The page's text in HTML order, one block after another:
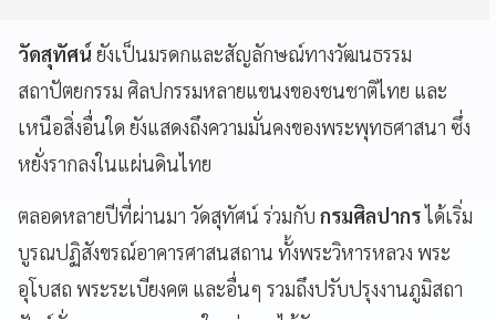
วัดสุทัศน์ ยังเป็นมรดกและสัญลักษณ์ทางวัฒนธรรม
สถาปัตยกรรม ศิลปกรรมหลายแขนงของชนชาติไทย และ
เหนือสิ่งอื่นใด ยังแสดงถึงความมั่นคงของพระพุทธศาสนา ซึ่ง
หยั่งรากลงในแผ่นดินไทย
ตลอดหลายปีที่ผ่านมา วัดสุทัศน์ ร่วมกับ กรมศิลปากรได้เริ่ม
บูรณปฏิสังขรณ์อาคารศาสนสถาน ทั้งพระวิหารหลวง พระ
อุโบสถ พระระเบียงคต และอื่นๆ รวมถึงปรับปรุงงานภูมิสถา